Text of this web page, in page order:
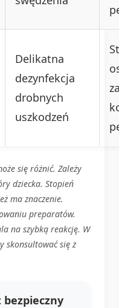
Delikatna
dezynfekcja
drobnych
uszkodzeń
się różnić. Zależy
dziecka. Stopień
ma znaczenie.
preparatów.
na szybką reakcję. W
skonsultować się z
bezpieczny